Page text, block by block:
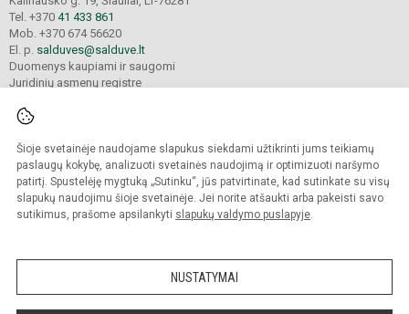
Šioje svetainėje naudojame slapukus siekdami užtikrinti jums teikiamų
paslaugų kokybę, analizuoti svetainės naudojimą ir optimizuoti naršymo
patirtį. Spustelėję mygtuką „Sutinku“, jūs patvirtinate, kad sutinkate su visų
slapukų naudojimu šioje svetainėje. Jei norite atšaukti arba pakeisti savo
sutikimus, prašome apsilankyti slapukų valdymo puslapyje.
NUSTATYMAI
Tel. +370 41 433 861
Mob. +370 674 56620
El. p. salduves@salduve.lt
Duomenys kaupiami ir saugomi
Juridinių asmenų registre
© 2026. Šiaulių Salduvės progimnazija. Visos teisės saugomos.
Kopijuoti turinį be raštiško įstaigos administracijos sutikimo griežtai draudžiama.